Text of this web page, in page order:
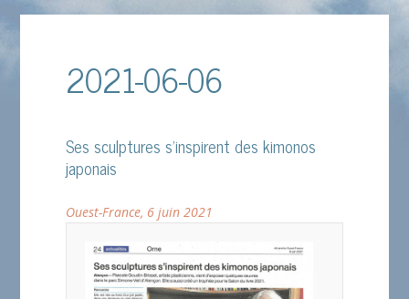
2021-06-06
Ses sculptures s’inspirent des kimonos
japonais
Ouest-France, 6 juin 2021